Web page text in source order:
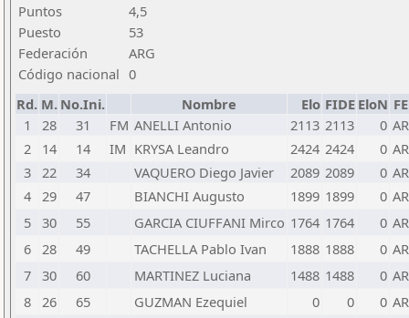
Puntos
4,5
Puesto
53
Federación
ARG
Código nacional 0
Rd. M. No.Ini. Nombre Elo FIDE EloN
1
28 31 FM ANELLI Antonio 2113 2113 0
2
14 14 IM KRYSA Leandro 2424 2424 0
3 22 34 VAQUERO Diego Javier 2089 2089 0
4 29 47 BIANCHI Augusto 1899 1899 0
5 30 55 GARCIA CIUFFANI Mirco 1764 1764 0
6 28 49 TACHELLA Pablo Ivan 1888 1888 0
7 30 60 MARTINEZ Luciana 1488 1488 0
8 26 65 GUZMAN Ezequiel 0 0 0